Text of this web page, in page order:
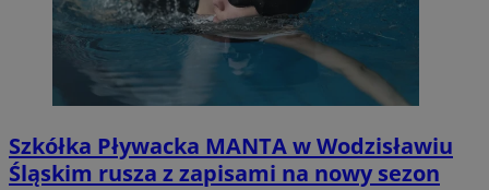
Szkółka Pływacka MANTA w Wodzisławiu
Śląskim rusza z zapisami na nowy sezon